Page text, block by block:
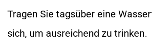
Tragen Sie tagsüber eine
sich, um ausreichend zu trinken.